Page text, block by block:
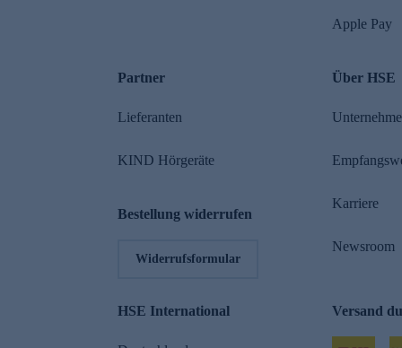
Apple Pay
Partner
Lieferanten
KIND Hörgeräte
Bestellung widerrufen
Widerrufsformular
Über HSE
Karriere
Newsroom
HSE International Versand